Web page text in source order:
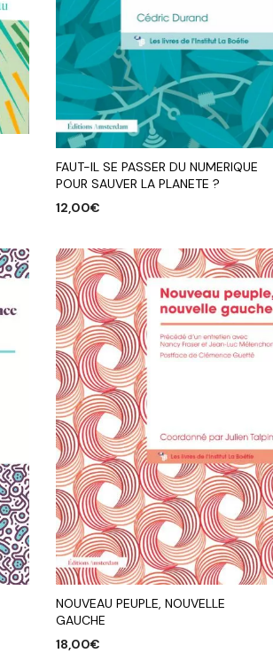
FAUT-IL SE PASSER DU NUMERIQUE
POUR SAUVER LA PLANETE ?
12,00€
NOUVEAU PEUPLE, NOUVELLE
GAUCHE
18,00€